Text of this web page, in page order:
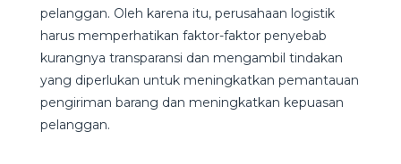
pelanggan. Oleh karena itu, perusahaan logistik
harus memperhatikan faktor-faktor penyebab
kurangnya transparansi dan mengambil tindakan
yang diperlukan untuk meningkatkan pemantauan
pengiriman barang dan meningkatkan kepuasan
pelanggan.